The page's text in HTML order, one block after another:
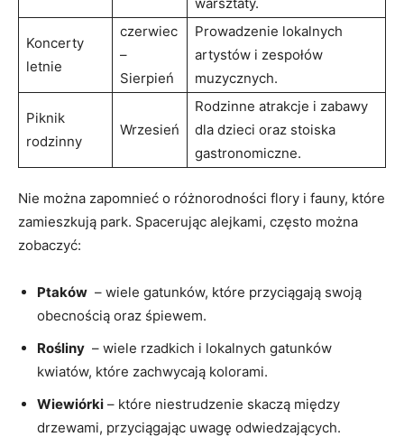
Koncerty
letnie
czerwiec
–
Sierpień
Prowadzenie lokalnych
artystów i⁤ zespołów
muzycznych.
Piknik
⁢rodzinny
Wrzesień
Rodzinne‍ atrakcje i zabawy
dla dzieci ⁤oraz stoiska⁣
gastronomiczne.
Nie ⁣można zapomnieć‍ o ‍różnorodności flory i ⁣fauny, które
zamieszkują⁣ park.⁣ Spacerując alejkami, ‍często można
zobaczyć:
Ptaków ⁢ – wiele gatunków, które ⁢przyciągają swoją
obecnością⁣ oraz śpiewem.
Rośliny ⁣ – wiele⁣ rzadkich i ‍lokalnych ⁤gatunków
kwiatów, ‌które‍ zachwycają kolorami.
Wiewiórki ⁢– które niestrudzenie skaczą między
⁤drzewami, przyciągając‌ uwagę odwiedzających.